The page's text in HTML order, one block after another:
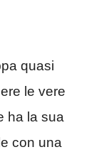
quasi
le vere
ha la sua
con una